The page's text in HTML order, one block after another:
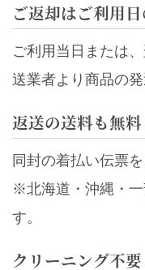
ご返却はご利用
ご利用当日または
送業者より商品の
返送の送料も無料
同封の着払い伝票
※北海道・沖縄・
す。
クリーニング不要